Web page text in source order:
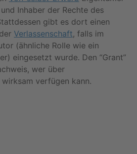
Inhaber der Rechte des
gibt es dort einen
Verlassenschaft, falls im
(ähnliche Rolle wie ein
eingesetzt wurde. Den “Grant”
wer über
verfügen kann.